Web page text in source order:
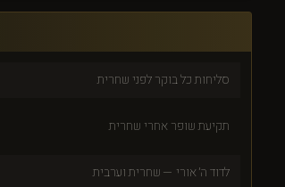
סליחות כל בוקר לפני שחרית
תקיעת שופר אחרי שחרית
לדוד ה׳ אורי — שחרית וערבית